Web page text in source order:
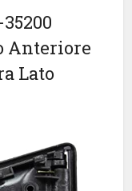
Anteriore
Lato